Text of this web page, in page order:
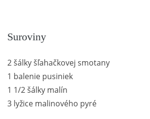
Suroviny
2 šálky šľahačkovej smotany
1 balenie pusiniek
1 1/2 šálky malín
3 lyžice malinového pyré